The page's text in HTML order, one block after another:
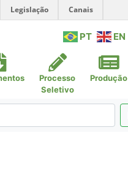
Legislação Canais
PT EN
Processo
Seletivo
Produção